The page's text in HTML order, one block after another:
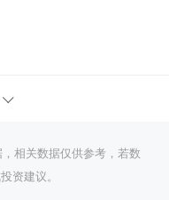
相关数据仅供参考，若数
资建议。